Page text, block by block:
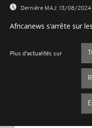
0%
Dernière MAJ: 13/08/2024
Africanews s’arrête sur
Plus d'actualités sur